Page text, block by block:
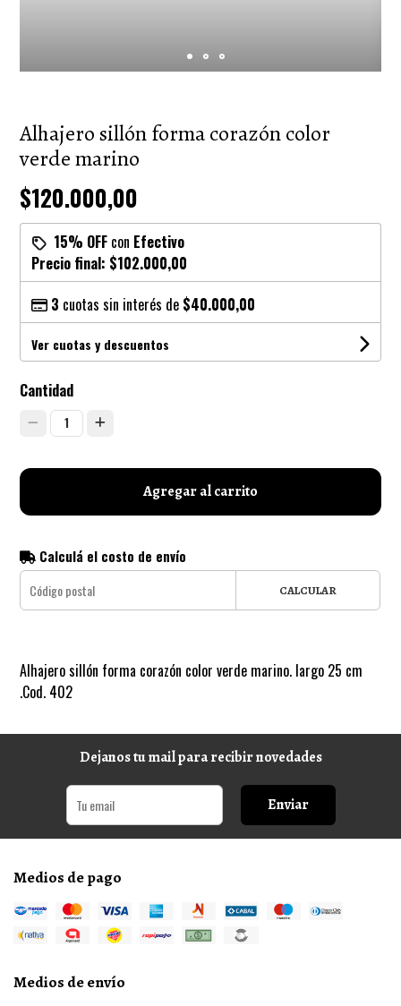
Alhajero sillón forma corazón color
verde marino
$120.000,00
15% OFF con Efectivo
Precio final: $102.000,00
3 cuotas sin interés de $40.000,00
Ver cuotas y descuentos
Cantidad
1
Agregar al carrito
Calculá el costo de envío
CALCULAR
Alhajero sillón forma corazón color verde marino. largo 25 cm
.Cod. 402
Dejanos tu mail para recibir novedades
Enviar
Medios de pago
Medios de envío